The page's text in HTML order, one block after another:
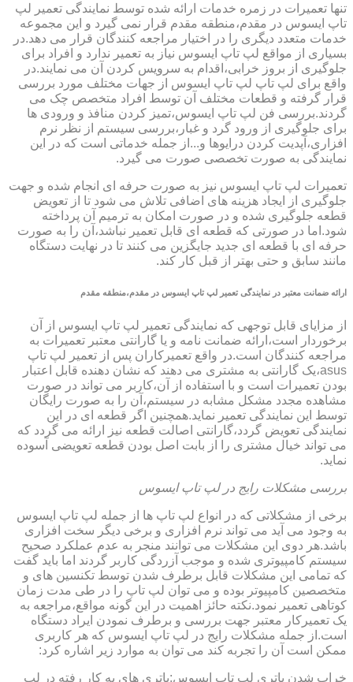
تنها تعمیرات در زمره خدمات ارائه شده توسط نمایندگی تعمیر لپ
تاپ ایسوس در مقدم،منطقه مقدم قرار نمی گیرد و این مجموعه
خدمات متعدد دیگری را در اختیار مراجعه کنندگان قرار می دهد.در
بسیاری از مواقع لپ تاپ ایسوس نیاز به تعمیر ندارد و افراد برای
جلوگیری از بروز خرابی،اقدام به سرویس کردن آن می نمایند.در
واقع برای لپ تاپ لپ تاپ ایسوس از جهات مختلف مورد بررسی
قرار گرفته و قطعات مختلف آن توسط افراد متخصص چک می
گردند.بررسی فن لپ تاپ ایسوس،تمیز کردن منافذ و ورودی ها
برای جلوگیری از ورود گرد و غبار،بررسی سیستم از نظر نرم
افزاری،آپدیت کردن درایوها و...از جمله خدماتی است که در این
نمایندگی به صورت تخصصی صورت می گیرد.
تعمیرات لپ تاپ ایسوس نیز به صورت حرفه ای انجام شده و جهت
جلوگیری از ایجاد هزینه های اضافی تلاش می شود تا از تعویض
قطعه جلوگیری شده و در صورت امکان به ترمیم آن پرداخته
شود.اما در صورتی که قطعه ای قابل تعمیر نباشد،آن را به صورت
حرفه ای با قطعه ای جدید جایگزین می کنند تا در نهایت دستگاه
مانند سابق و حتی بهتر از قبل کار کند.
ارائه ضمانت معتبر در نمایندگی تعمیر لپ تاپ ایسوس در مقدم،منطقه مقدم
از مزایای قابل توجهی که نمایندگی تعمیر لپ تاپ ایسوس از آن
برخوردار است،ارائه ضمانت نامه و یا گارانتی معتبر تعمیرات به
مراجعه کنندگان است.در واقع تعمیرکاران پس از تعمیر لپ تاپ
asus،یک گارانتی به مشتری می دهند که نشان دهنده قابل اعتبار
بودن تعمیرات است و با استفاده از آن،کاربر می تواند در صورت
مشاهده مجدد مشکل مشابه در سیستم،آن را به صورت رایگان
توسط این نمایندگی تعمیر نماید.همچنین اگر قطعه ای در این
نمایندگی تعویض گردد،گارانتی اصالت قطعه نیز ارائه می گردد که
می تواند خیال مشتری را از بابت اصل بودن قطعه تعویضی آسوده
نماید.
بررسی مشکلات رایج در لپ تاپ ایسوس
برخی از مشکلاتی که در انواع لپ تاپ ها از جمله لپ تاپ ایسوس
به وجود می آید می تواند نرم افزاری و برخی دیگر سخت افزاری
باشد.هر دوی این مشکلات می توانند منجر به عدم عملکرد صحیح
سیستم کامپیوتری شده و موجب آزردگی کاربر گردند اما باید گفت
که تمامی این مشکلات قابل برطرف شدن توسط تکنسین های و
متخصصین کامپیوتر بوده و می توان لپ تاپ را در طی مدت زمان
کوتاهی تعمیر نمود.نکته حائز اهمیت در این گونه مواقع،مراجعه به
یک تعمیرکار معتبر جهت بررسی و برطرف نمودن ایراد دستگاه
است.از جمله مشکلات رایج در لپ تاپ ایسوس که هر کاربری
ممکن است آن را تجربه کند می توان به موارد زیر اشاره کرد:
خراب شدن باتری لپ تاپ ایسوس:باتری های به کار رفته در لپ